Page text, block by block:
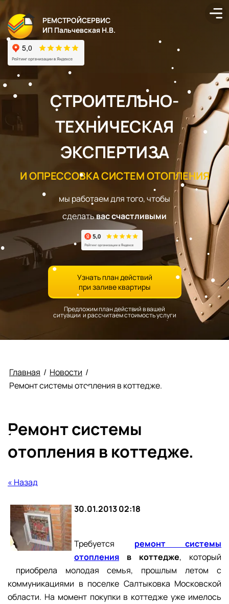
РЕМСТРОЙСЕРВИС
ИП Пальчевская Н.В.
СТРОИТЕЛЬНО-
ТЕХНИЧЕСКАЯ
ЭКСПЕРТИЗА
И ОПРЕССОВКА СИСТЕМ ОТОПЛЕНИЯ
мы работаем для того, чтобы
сделатьвас счастливыми
Узнать план действий
при заливе квартиры
Предложим план действий в вашей
ситуации и рассчитаем стоимость услуги
Главная / Новости /
Ремонт системы отопления в коттедже.
Ремонт системы
отопления в коттедже.
« Назад
30.01.2013 02:18
Требуется ремонт системы
отопления в коттедже, который
приобрела молодая семья, прошлым летом с
коммуникациями в поселке Салтыковка Московской
области. На момент покупки в коттедже уже имелось